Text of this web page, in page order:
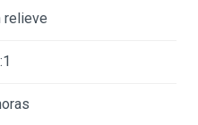
relieve